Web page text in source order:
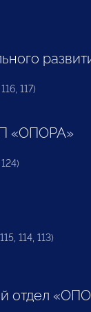
117)
«ОПОРА»
114, 113)
отдел